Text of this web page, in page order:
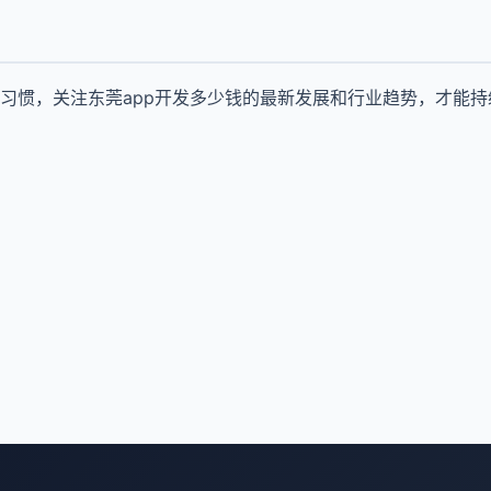
惯，关注东莞app开发多少钱的最新发展和行业趋势，才能